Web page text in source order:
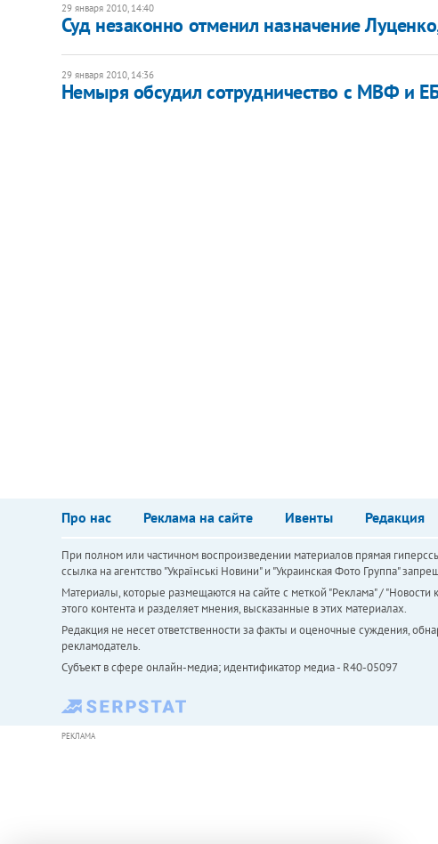
29 января 2010, 14:40
Суд незаконно отменил назначение
29 января 2010, 14:36
Немыря обсудил сотрудничество с МВФ и
Про нас Реклама на сайте Ивенты Редакция
При полном или частичном воспроизведении материалов прямая
ссылка на агентство "Українськi Новини" и "Украинская Фото Группа"
Материалы, которые размещаются на сайте с меткой "Реклама" /
этого контента и разделяет мнения, высказанные в этих материалах.
Редакция не несет ответственности за факты и оценочные суждения,
рекламодатель.
Субъект в сфере онлайн-медиа; идентификатор медиа - R40-05097
РЕКЛАМА